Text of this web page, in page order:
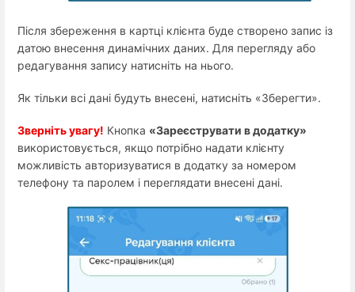
Після збереження в картці клієнта буде створено запис із
датою внесення динамічних даних. Для перегляду або
редагування запису натисніть на нього.
Як тільки всі дані будуть внесені, натисніть «Зберегти».
Зверніть увагу! Кнопка «Зареєструвати в додатку»
використовується, якщо потрібно надати клієнту
можливість авторизуватися в додатку за номером
телефону та паролем і переглядати внесені дані.